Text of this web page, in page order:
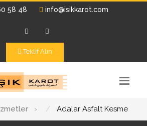
58 48 info@isikkarot.com
Teklif Alın
› Adalar Asfalt Kesme